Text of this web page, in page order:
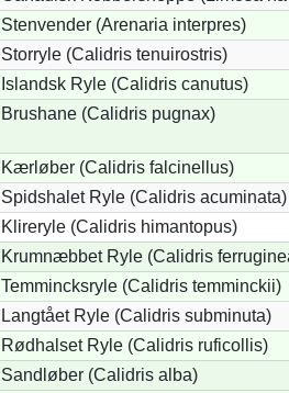
Stenvender (Arenaria interpres)
Storryle (Calidris tenuirostris)
Islandsk Ryle (Calidris canutus)
Brushane (Calidris pugnax)
Kærløber (Calidris falcinellus)
Spidshalet Ryle (Calidris acuminata)
Klireryle (Calidris himantopus)
Krumnæbbet Ryle (Calidris
Temmincksryle (Calidris temminckii)
Langtået Ryle (Calidris subminuta)
Rødhalset Ryle (Calidris ruficollis)
Sandløber (Calidris alba)